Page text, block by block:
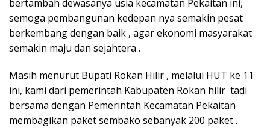
bertambah dewasanya usia kecamatan Pekaitan ini,
semoga pembangunan kedepan nya semakin pesat
berkembang dengan baik , agar ekonomi masyarakat
semakin maju dan sejahtera .
Masih menurut Bupati Rokan Hilir , melalui HUT ke 11
ini, kami dari pemerintah Kabupaten Rokan hilir tadi
bersama dengan Pemerintah Kecamatan Pekaitan
membagikan paket sembako sebanyak 200 paket .